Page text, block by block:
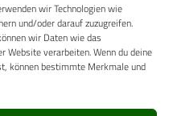
wir Technologien wie
und/oder darauf zuzugreifen.
wir Daten wie das
Website verarbeiten. Wenn du deine
können bestimmte Merkmale und